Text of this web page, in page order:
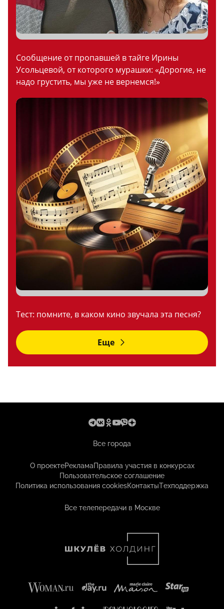
Сообщение от пропавшей в тайге Ирины
Усольцевой, от которого мурашки: «Дорогие, не
надо грустить, мы уже не вернемся!»
Тест: помните, в каком кино звучала эта песня?
Еще
Все города
О проектеРекламаПравила участия в конкурсах
Пользовательское соглашение
Политика использования cookiesКонтактыТехподдержка
Все телепередачи в Москве